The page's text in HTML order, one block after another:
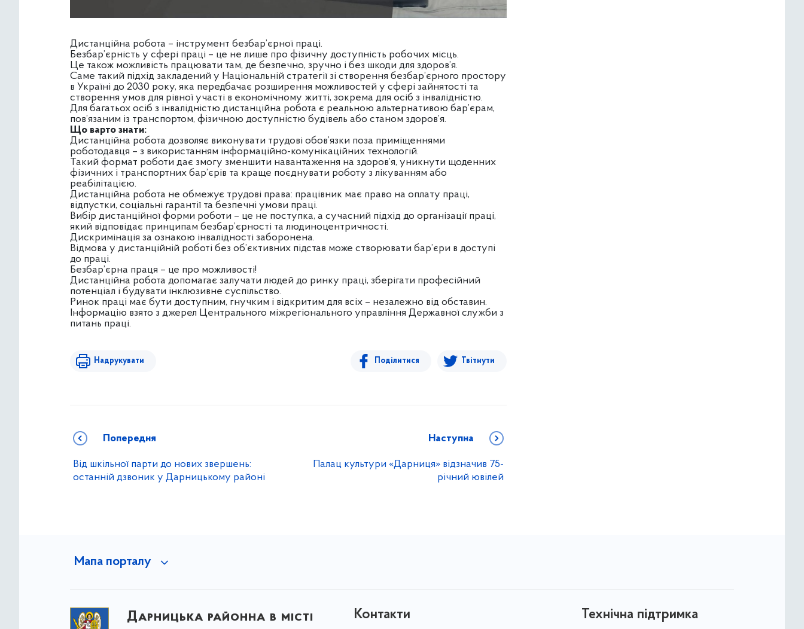
Дистанційна робота – інструмент безбар’єрної праці.
Безбар’єрність у сфері праці – це не лише про фізичну доступність робочих місць.
Це також можливість працювати там, де безпечно, зручно і без шкоди для здоров’я.
Саме такий підхід закладений у Національній стратегії зі створення безбар’єрного простору
в Україні до 2030 року, яка передбачає розширення можливостей у сфері зайнятості та
створення умов для рівної участі в економічному житті, зокрема для осіб з інвалідністю.
Для багатьох осіб з інвалідністю дистанційна робота є реальною альтернативою бар’єрам,
пов’язаним із транспортом, фізичною доступністю будівель або станом здоров’я.
Що варто знати:
Дистанційна робота дозволяє виконувати трудові обов’язки поза приміщеннями
роботодавця – з використанням інформаційно-комунікаційних технологій.
Такий формат роботи дає змогу зменшити навантаження на здоров’я, уникнути щоденних
фізичних і транспортних бар’єрів та краще поєднувати роботу з лікуванням або
реабілітацією.
Дистанційна робота не обмежує трудові права: працівник має право на оплату праці,
відпустки, соціальні гарантії та безпечні умови праці.
Вибір дистанційної форми роботи – це не поступка, а сучасний підхід до організації праці,
який відповідає принципам безбар’єрності та людиноцентричності.
Дискримінація за ознакою інвалідності заборонена.
Відмова у дистанційній роботі без об’єктивних підстав може створювати бар’єри в доступі
до праці.
Безбар’єрна праця – це про можливості!
Дистанційна робота допомагає залучати людей до ринку праці, зберігати професійний
потенціал і будувати інклюзивне суспільство.
Ринок праці має бути доступним, гнучким і відкритим для всіх – незалежно від обставин.
Інформацію взято з джерел Центрального міжрегіонального управління Державної служби з
питань праці.
Надрукувати Поділитися Твітнути
Попередня
Від шкільної парти до нових звершень:
останній дзвоник у Дарницькому районі
Наступна
Палац культури «Дарниця» відзначив 75-
річний ювілей
Мапа порталу
Дарницька районна в місті Контакти Технічна підтримка